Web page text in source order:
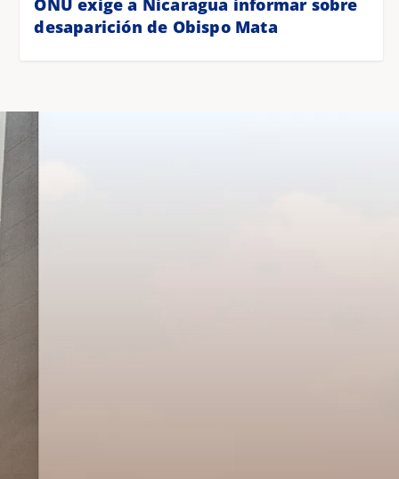
ONU exige a Nicaragua informar sobre
desaparición de Obispo Mata